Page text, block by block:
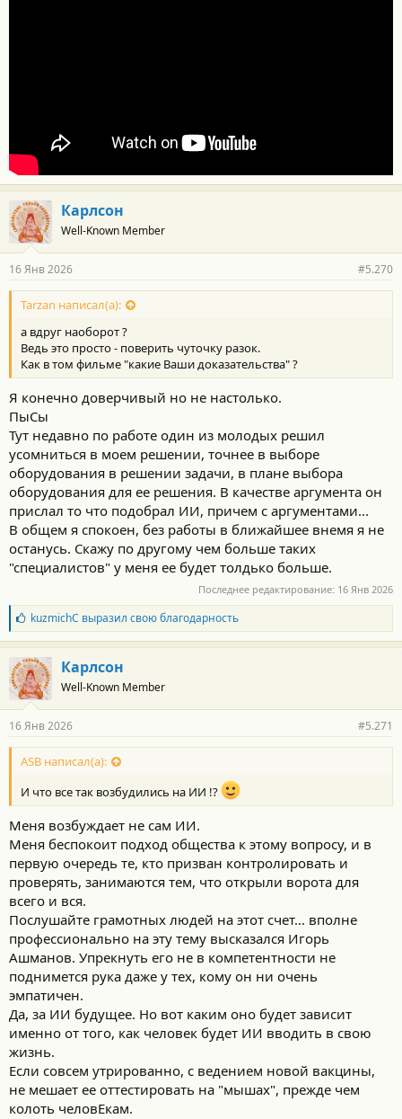
Карлсон
Well-Known Member
16 Янв 2026 #5.270
Tarzan написал(а):
а вдруг наоборот ?
Ведь это просто - поверить чуточку разок.
Как в том фильме "какие Ваши доказательства" ?
Я конечно доверчивый но не настолько.
ПыСы
Тут недавно по работе один из молодых решил
усомниться в моем решении, точнее в выборе
оборудования в решении задачи, в плане выбора
оборудования для ее решения. В качестве аргумента он
прислал то что подобрал ИИ, причем с аргументами...
В общем я спокоен, без работы в ближайшее внемя я не
останусь. Скажу по другому чем больше таких
"специалистов" у меня ее будет толдько больше.
Последнее редактирование: 16 Янв 2026
Б
л
а
г
о
д
а
н
о
с
и
:
kuzmichC выразил свою благодарность
Карлсон
Well-Known Member
16 Янв 2026 #5.271
ASB написал(а):
И что все так возбудились на ИИ !?
Меня возбуждает не сам ИИ.
Меня беспокоит подход общества к этому вопросу, и в
первую очередь те, кто призван контролировать и
проверять, занимаются тем, что открыли ворота для
всего и вся.
Послушайте грамотных людей на этот счет... вполне
профессионально на эту тему высказался Игорь
Ашманов. Упрекнуть его не в компетентности не
поднимется рука даже у тех, кому он ни очень
эмпатичен.
Да, за ИИ будущее. Но вот каким оно будет зависит
именно от того, как человек будет ИИ вводить в свою
жизнь.
Если совсем утрированно, с ведением новой вакцины,
не мешает ее оттестировать на "мышах", прежде чем
колоть человЕкам.